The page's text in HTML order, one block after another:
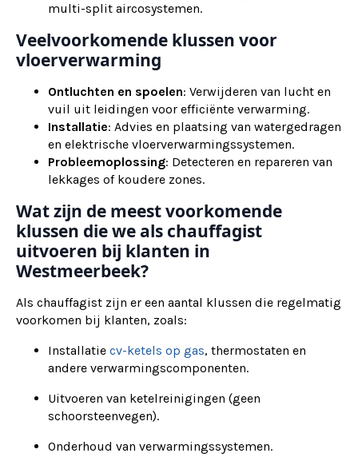
multi-split aircosystemen.
Veelvoorkomende klussen voor
vloerverwarming
Ontluchten en spoelen: Verwijderen van lucht en
vuil uit leidingen voor efficiënte verwarming.
Installatie: Advies en plaatsing van watergedragen
en elektrische vloerverwarmingssystemen.
Probleemoplossing: Detecteren en repareren van
lekkages of koudere zones.
Wat zijn de meest voorkomende
klussen die we als chauffagist
uitvoeren bij klanten in
Westmeerbeek?
Als chauffagist zijn er een aantal klussen die regelmatig
voorkomen bij klanten, zoals:
Installatie cv-ketels op gas, thermostaten en
andere verwarmingscomponenten.
Uitvoeren van ketelreinigingen (geen
schoorsteenvegen).
Onderhoud van verwarmingssystemen.